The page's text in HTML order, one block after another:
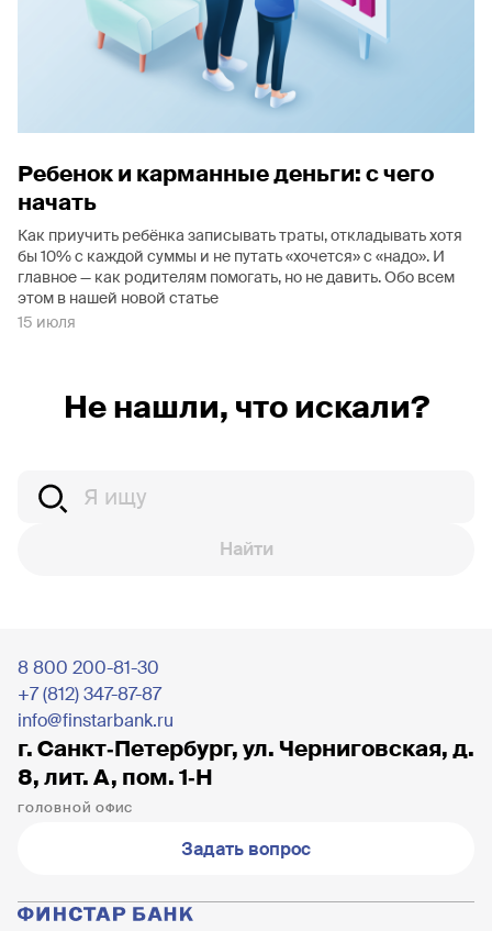
Ребенок и карманные деньги: с чего
начать
Как приучить ребёнка записывать траты, откладывать хотя
бы 10% с каждой суммы и не путать «хочется» с «надо». И
главное — как родителям помогать, но не давить. Обо всем
этом в нашей новой статье
15 июля
Не нашли, что искали?
Найти
8 800 200-81-30
+7 (812) 347-87-87
info@finstarbank.ru
г. Санкт‐Петербург, ул. Черниговская, д.
8, лит. А, пом. 1‐Н
ГОЛОВНОЙ ОФИС
Задать вопрос